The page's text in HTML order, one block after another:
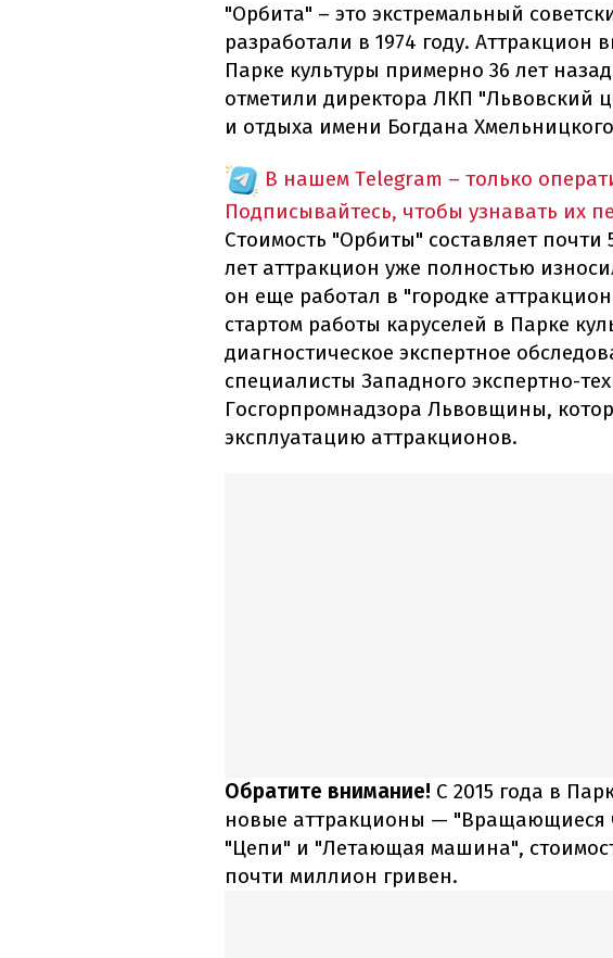
"Орбита" – это экстремальный
разработали в 1974 году. Аттракцион
Парке культуры примерно 36 лет
отметили директора ЛКП "Львовский
и отдыха имени Богдана
В нашем Telegram – только
Подписывайтесь, чтобы узнавать их
Стоимость "Орбиты" составляет почти
лет аттракцион уже полностью
он еще работал в "городке
стартом работы каруселей в Парке
диагностическое экспертное
специалисты Западного экспертно-
Госгорпромнадзора Львовщины,
эксплуатацию аттракционов.
Обратите внимание! С 2015 года в
новые аттракционы — "Вращающиеся
"Цепи" и "Летающая машина",
почти миллион гривен.